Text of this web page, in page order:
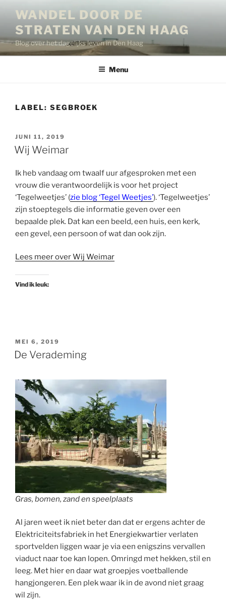
inhoud
WANDEL DOOR DE
STRATEN VAN DEN HAAG
Blog over het dagelijks leven in Den Haag
Menu
LABEL: SEGBROEK
GEPLAATST
OP
JUNI 11, 2019
Wij Weimar
Ik heb vandaag om twaalf uur afgesproken met een
vrouw die verantwoordelijk is voor het project
‘Tegelweetjes’ (zie blog ‘Tegel Weetjes’). ‘Tegelweetjes’
zijn stoeptegels die informatie geven over een
bepaalde plek. Dat kan een beeld, een huis, een kerk,
een gevel, een persoon of wat dan ook zijn.
Lees meer over Wij Weimar
Vind ik leuk:
GEPLAATST
OP
MEI 6, 2019
De Verademing
Gras, bomen, zand en speelplaats
Al jaren weet ik niet beter dan dat er ergens achter de
Elektriciteitsfabriek in het Energiekwartier verlaten
sportvelden liggen waar je via een enigszins vervallen
viaduct naar toe kan lopen. Omringd met hekken, stil en
leeg. Met hier en daar wat groepjes voetballende
hangjongeren. Een plek waar ik in de avond niet graag
wil zijn.